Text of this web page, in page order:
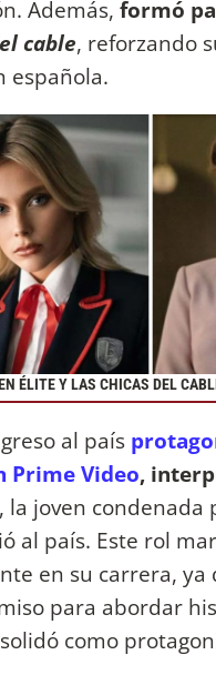
Además, formó
cable, reforzando
española.
ÉLITE Y LAS CHICAS DEL
al país
Prime Video,
, la joven condenada
al país. Este rol
en su carrera, ya
para abordar
como